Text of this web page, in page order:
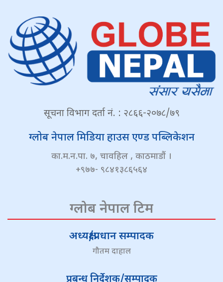
सूचना विभाग दर्ता नं. : २८६६-२०७८/७९
ग्लोब नेपाल मिडिया हाउस एण्ड पब्लिकेशन
का.म.न.पा. ७, चावहिल , काठमाडौं ।
+९७७- ९८४१३८६५६४
ग्लोब नेपाल टिम
अध्यक्ष/प्रधान सम्पादक
गौतम दाहाल